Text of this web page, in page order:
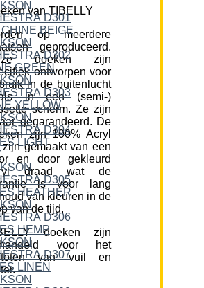
van TIBELLY
op meerdere
geproduceerd.
doeken zijn
ontworpen voor
in de buitenlucht
in een (semi-)
scherm. Ze zijn
gegarandeerd. De
zijn 100% Acryl
gemaakt van een
en door gekleurd
draad wat de
is voor lang
van kleuren in de
van de tijd.
doeken zijn
voor het
van vuil en